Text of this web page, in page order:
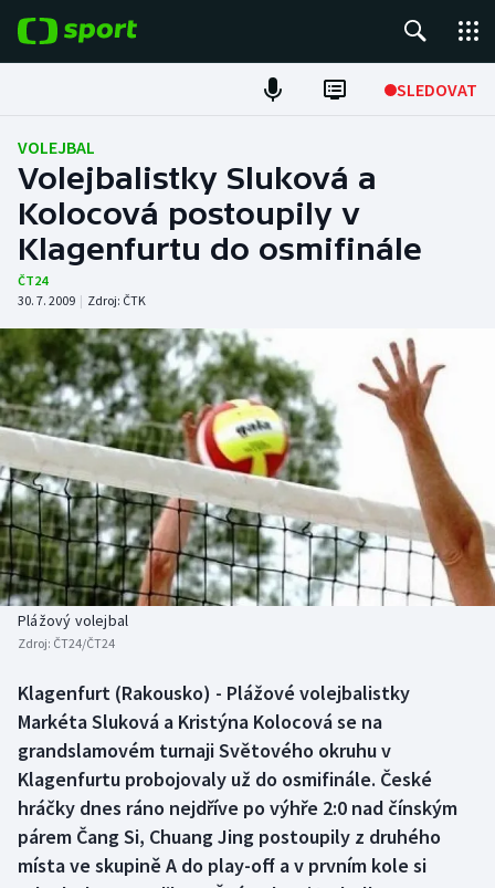
SLEDOVAT
Fotbal
Hokej
Tenis
Atletika
Cyklistika
DALŠÍ SPORTY
Americký fotbal
Baseball a softbal
Basketbal
Biatlon
Box
Curling
Dostihy
Florbal
NEPŘEHLÉDNĚTE
Soutěže
Historické návraty
Aplikace ČT sport
VOLEJBAL
Volejbalistky Sluková a
Kolocová postoupily v
Klagenfurtu do osmifinále
ČT24
30. 7. 2009 | Zdroj: ČTK
Plážový volejbal
Zdroj: ČT24/ČT24
Klagenfurt (Rakousko) - Plážové volejbalistky
Markéta Sluková a Kristýna Kolocová se na
grandslamovém turnaji Světového okruhu v
Klagenfurtu probojovaly už do osmifinále. České
hráčky dnes ráno nejdříve po výhře 2:0 nad čínským
párem Čang Si, Chuang Jing postoupily z druhého
místa ve skupině A do play-off a v prvním kole si